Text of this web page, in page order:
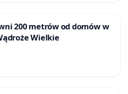
200 metrów od domów w
Wielkie